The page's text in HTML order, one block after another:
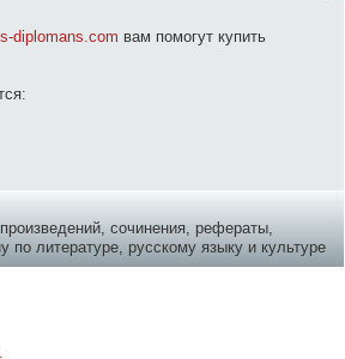
diplomans.com вам помогут купить
сочинения, рефераты,
по литературе, русскому языку и культуре